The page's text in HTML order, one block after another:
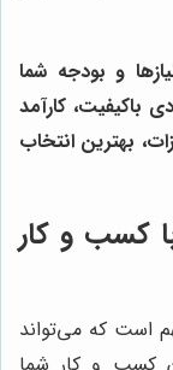
و بودجه شما
باکیفیت، کارآمد
، بهترین انتخاب
کسب و کار
است که می‌تواند